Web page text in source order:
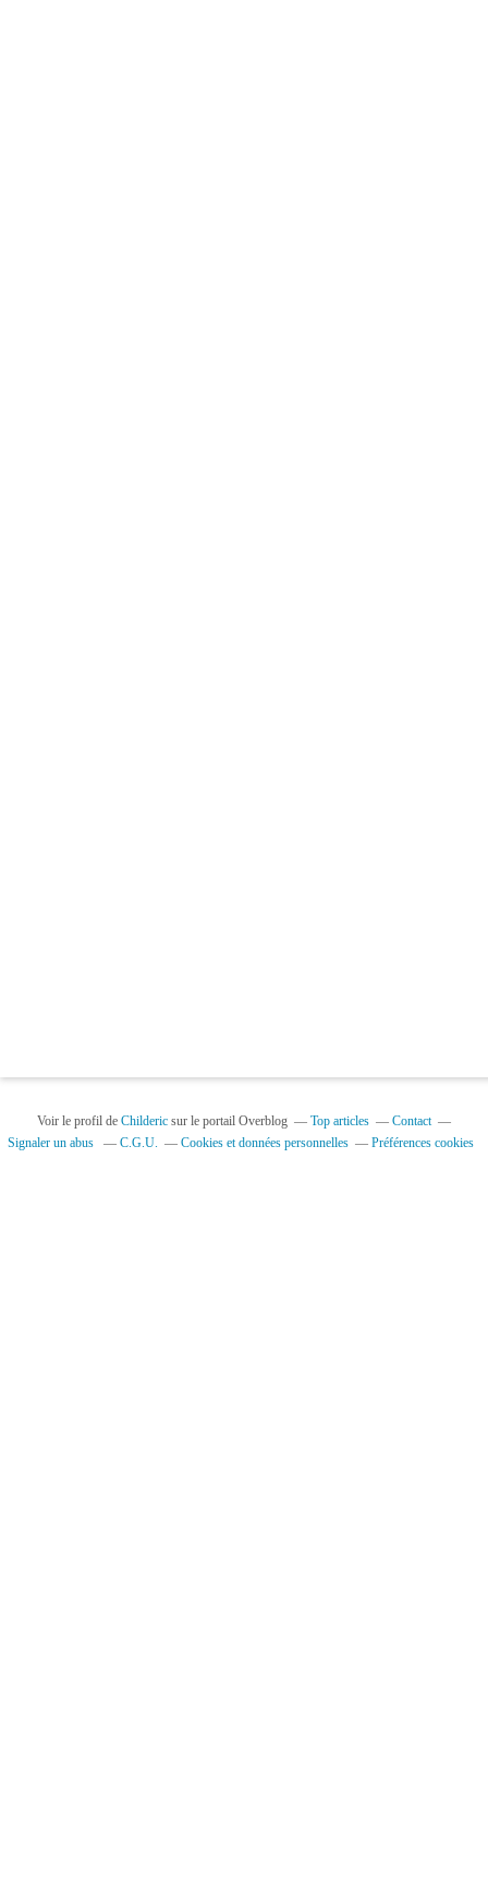
Voir le profil de Childeric sur le portail Overblog Top articles
Contact
Signaler un abus
C.G.U. Cookies et données personnelles Préférences cookies